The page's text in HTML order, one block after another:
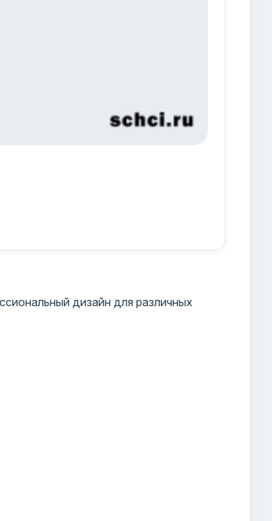
дизайн для различных